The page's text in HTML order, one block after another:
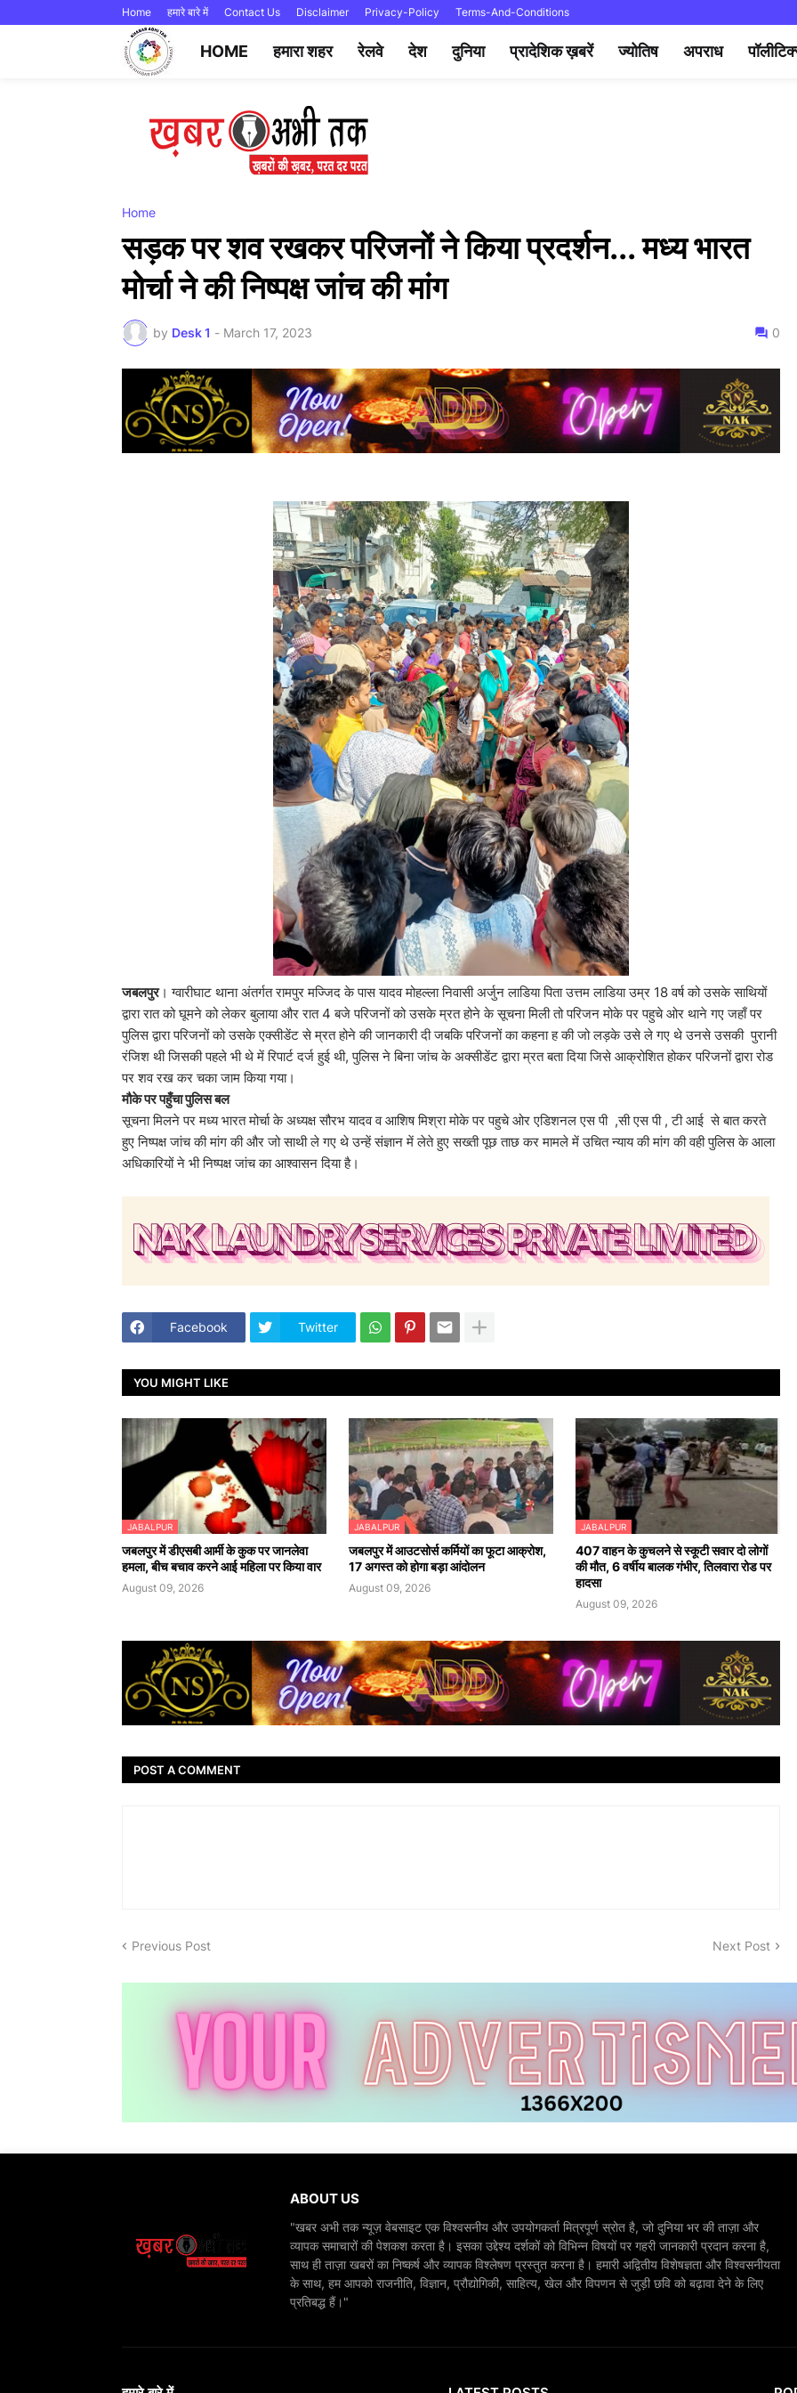
Home हमारे बारे में Contact Us Disclaimer Privacy-Policy Terms-And-Conditions
HOME हमारा शहर रेलवे देश दुनिया प्रादेशिक ख़बरें ज्योतिष अपराध
Home
सड़क पर शव रखकर परिजनों ने किया प्रदर्शन... मध्य भारत
मोर्चा ने की निष्पक्ष जांच की मांग
by Desk 1 - March 17, 2023 0
जबलपुर। ग्वारीघाट थाना अंतर्गत रामपुर मज्जिद के पास यादव मोहल्ला निवासी अर्जुन लाडिया पिता उत्तम लाडिया उम्र 18 वर्ष को उसके साथियों
द्वारा रात को घूमने को लेकर बुलाया और रात 4 बजे परिजनों को उसके म्रत होने के सूचना मिली तो परिजन मोके पर पहुचे ओर थाने गए जहाँ पर
पुलिस द्वारा परिजनों को उसके एक्सीडेंट से म्रत होने की जानकारी दी जबकि परिजनों का कहना ह की जो लड़के उसे ले गए थे उनसे उसकी पुरानी
रंजिश थी जिसकी पहले भी थे में रिपार्ट दर्ज हुई थी, पुलिस ने बिना जांच के अक्सीडेंट द्वारा म्रत बता दिया जिसे आक्रोशित होकर परिजनों द्वारा रोड
पर शव रख कर चका जाम किया गया।
मौके पर पहुँचा पुलिस बल
सूचना मिलने पर मध्य भारत मोर्चा के अध्यक्ष सौरभ यादव व आशिष मिश्रा मोके पर पहुचे ओर एडिशनल एस पी ,सी एस पी , टी आई से बात करते
हुए निष्पक्ष जांच की मांग की और जो साथी ले गए थे उन्हें संज्ञान में लेते हुए सख्ती पूछ ताछ कर मामले में उचित न्याय की मांग की वही पुलिस के आला
अधिकारियों ने भी निष्पक्ष जांच का आश्वासन दिया है।
Facebook Twitter
YOU MIGHT LIKE
JABALPUR
जबलपुर में डीएसबी आर्मी के कुक पर जानलेवा
हमला, बीच बचाव करने आई महिला पर किया वार
August 09, 2026
JABALPUR
जबलपुर में आउटसोर्स कर्मियों का फूटा आक्रोश,
17 अगस्त को होगा बड़ा आंदोलन
August 09, 2026
JABALPUR
407 वाहन के कुचलने से स्कूटी सवार दो लोगों
की मौत, 6 वर्षीय बालक गंभीर, तिलवारा रोड पर
हादसा
August 09, 2026
POST A COMMENT
Previous Post Next Post
ABOUT US
"खबर अभी तक न्यूज़ वेबसाइट एक विश्वसनीय और उपयोगकर्ता मित्रपूर्ण स्रोत है, जो दुनिया भर की ताज़ा और
व्यापक समाचारों की पेशकश करता है। इसका उद्देश्य दर्शकों को विभिन्न विषयों पर गहरी जानकारी प्रदान करना है,
साथ ही ताज़ा खबरों का निष्कर्ष और व्यापक विश्लेषण प्रस्तुत करना है। हमारी अद्वितीय विशेषज्ञता और विश्वसनीयता
के साथ, हम आपको राजनीति, विज्ञान, प्रौद्योगिकी, साहित्य, खेल और विपणन से जुड़ी छवि को बढ़ावा देने के लिए
प्रतिबद्ध हैं।"